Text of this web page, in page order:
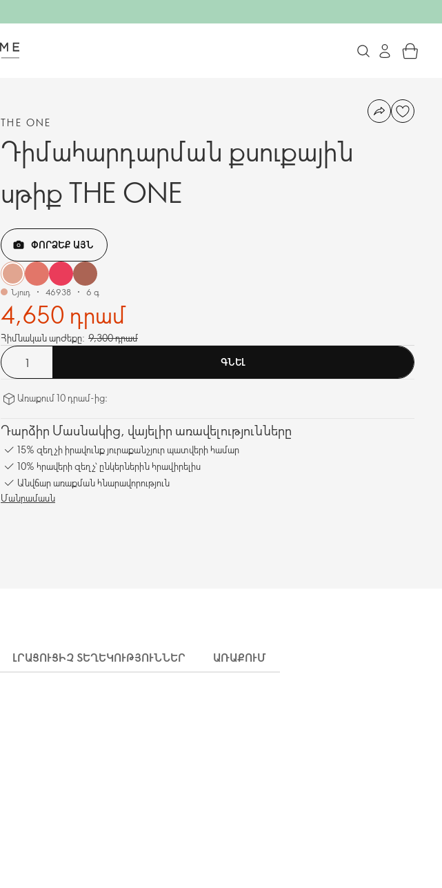
THE ONE
Դիմահարդարման քսուքային
սթիք THE ONE
ՓՈՐՁԵՔ ԱՅՆ
Նյուդ 46938 6 գ
4,650 դրամ
Հիմնական արժեքը: 9,300 դրամ
ԳՆԵԼ
Առաքում 10 դրամ-ից։
Դարձիր Մասնակից, վայելիր առավելությունները
15% զեղչի իրավունք յուրաքանչյուր պատվերի համար
10% հրավերի զեղչ՝ ընկերներին հրավիրելիս
Անվճար առաքման հնարավորություն
Մանրամասն
ԼՐԱՑՈՒՑԻՉ ՏԵՂԵԿՈՒԹՅՈՒՆՆԵՐ ԱՌԱՔՈՒՄ